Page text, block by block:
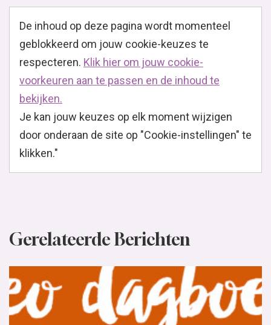
De inhoud op deze pagina wordt momenteel
geblokkeerd om jouw cookie-keuzes te
respecteren. Klik hier om jouw cookie-
voorkeuren aan te passen en de inhoud te
bekijken.
Je kan jouw keuzes op elk moment wijzigen
door onderaan de site op "Cookie-instellingen" te
klikken."
Gerelateerde Berichten